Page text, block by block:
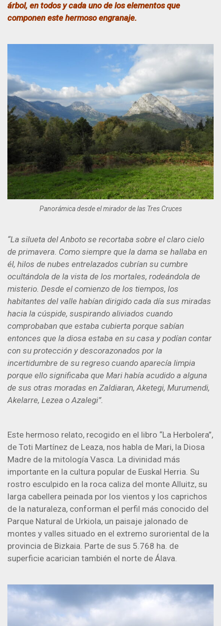
árbol, en todos y cada uno de los elementos que
componen este hermoso engranaje.
Panorámica desde el mirador de las Tres Cruces
“La silueta del Anboto se recortaba sobre el claro cielo
de primavera. Como siempre que la dama se hallaba en
él, hilos de nubes entrelazados cubrían su cumbre
ocultándola de la vista de los mortales, rodeándola de
misterio. Desde el comienzo de los tiempos, los
habitantes del valle habían dirigido cada día sus miradas
hacia la cúspide, suspirando aliviados cuando
comprobaban que estaba cubierta porque sabían
entonces que la diosa estaba en su casa y podían contar
con su protección y descorazonados por la
incertidumbre de su regreso cuando aparecía limpia
porque ello significaba que Mari había acudido a alguna
de sus otras moradas en Zaldiaran, Aketegi, Murumendi,
Akelarre, Lezea o Azalegi”.
Este hermoso relato, recogido en el libro “La Herbolera”,
de Toti Martínez de Leaza, nos habla de Mari, la Diosa
Madre de la mitología Vasca. La divinidad más
importante en la cultura popular de Euskal Herria. Su
rostro esculpido en la roca caliza del monte Alluitz, su
larga cabellera peinada por los vientos y los caprichos
de la naturaleza, conforman el perfil más conocido del
Parque Natural de Urkiola, un paisaje jalonado de
montes y valles situado en el extremo suroriental de la
provincia de Bizkaia. Parte de sus 5.768 ha. de
superficie acarician también el norte de Álava.